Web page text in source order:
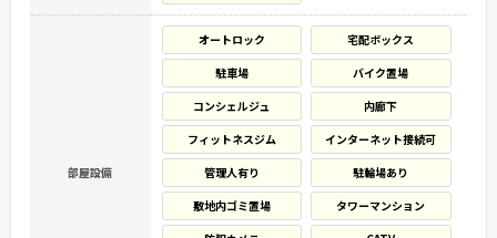
部屋設備
オートロック
宅配ボックス
駐車場
バイク置場
コンシェルジュ
内廊下
フィットネスジム
インターネット接続可
管理人有り
駐輪場あり
敷地内ゴミ置場
タワーマンション